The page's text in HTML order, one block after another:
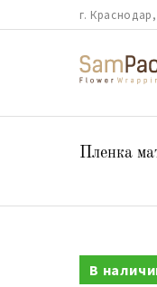
г.
Пленка
В